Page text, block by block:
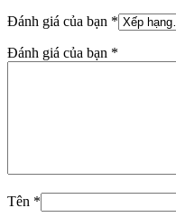
Đánh giá của bạn *
Đánh giá của bạn *
Tên *